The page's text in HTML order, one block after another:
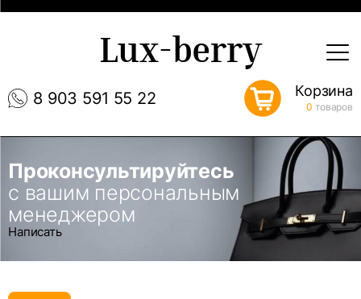
8 903 591 55 22
Lux-berry
Корзина
0 товаров
Проконсультируйтесь
с вашим персональным
менеджером
Написать